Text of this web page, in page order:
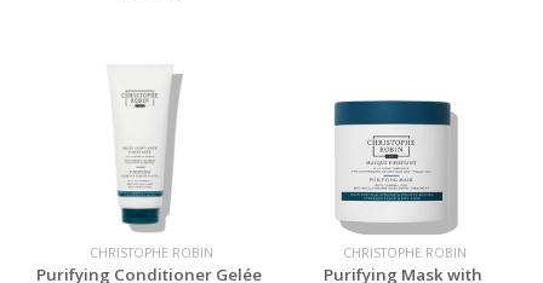
CHRISTOPHE ROBIN
Purifying Conditioner Gelée
CHRISTOPHE ROBIN
Purifying Mask with